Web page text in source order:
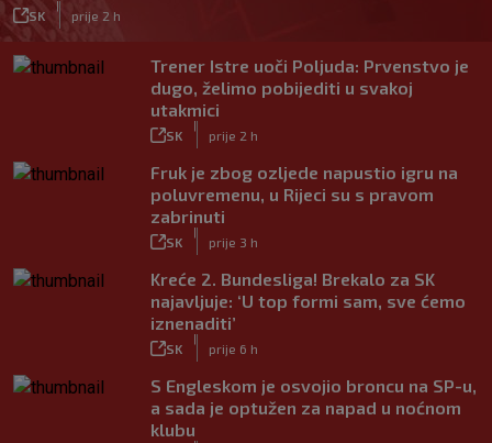
SK prije 2 h
Trener Istre uoči Poljuda: Prvenstvo je
dugo, želimo pobijediti u svakoj
utakmici
SK prije 2 h
Fruk je zbog ozljede napustio igru na
poluvremenu, u Rijeci su s pravom
zabrinuti
SK prije 3 h
Kreće 2. Bundesliga! Brekalo za SK
najavljuje: ‘U top formi sam, sve ćemo
iznenaditi’
SK prije 6 h
S Engleskom je osvojio broncu na SP-u,
a sada je optužen za napad u noćnom
klubu